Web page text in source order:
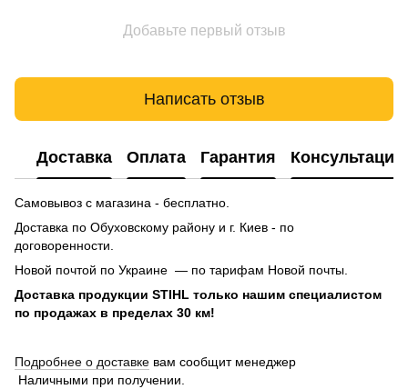
Добавьте первый отзыв
Написать отзыв
Доставка Оплата Гарантия Консультация
Самовывоз с магазина - бесплатно.
Доставка по Обуховскому району и г. Киев - по
договоренности.
Новой почтой по Украине — по тарифам Новой почты.
Доставка продукции STIHL только нашим специалистом
по продажах в пределах 30 км!
Подробнее о доставке вам сообщит менеджер
Наличными при получении.